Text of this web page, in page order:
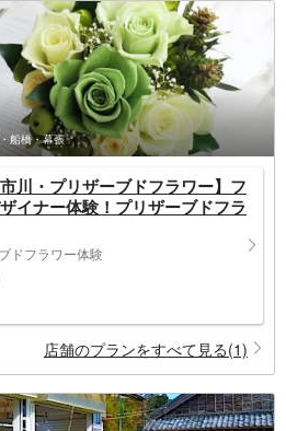
船橋・幕張
市川・プリザーブドフラワー】フ
イナー体験！プリザーブドフラ
ドフラワー体験
店舗のプランをすべて見る(1)